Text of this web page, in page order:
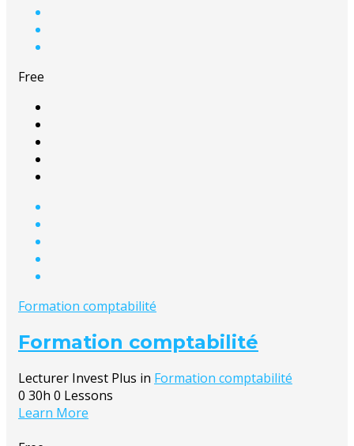
Free
Formation comptabilité
Formation comptabilité
Lecturer Invest Plus in Formation comptabilité
0 30h 0 Lessons
Learn More